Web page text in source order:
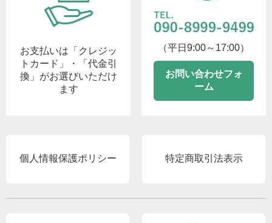
お支払いは「クレジッ
トカード」・「代金引
換」がお選びいただけ
ます
（平日9:00～17:00）
お問い合わせフォ
ーム
個人情報保護ポリシー 特定商取引法表示